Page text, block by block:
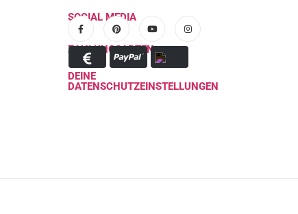
SOCIAL MEDIA
ZAHLUNGSARTEN
DEINE
DATENSCHUTZEINSTELLUNGEN